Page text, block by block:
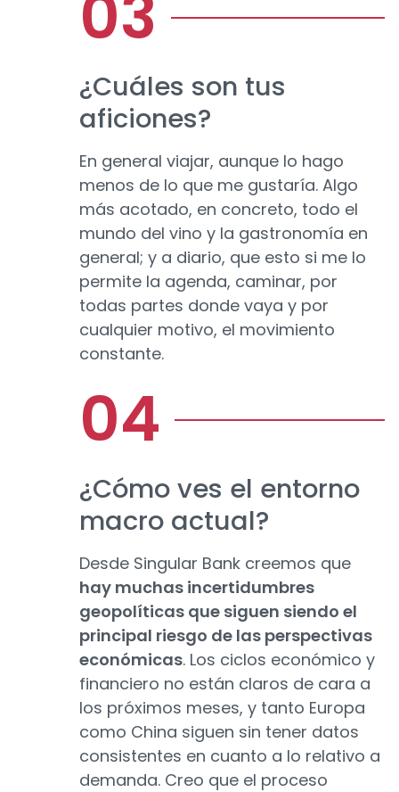
¿Cuáles son tus
aficiones?
En general viajar, aunque lo hago
menos de lo que me gustaría. Algo
más acotado, en concreto, todo el
mundo del vino y la gastronomía en
general; y a diario, que esto si me lo
permite la agenda, caminar, por
todas partes donde vaya y por
cualquier motivo, el movimiento
constante.
¿Cómo ves el entorno
macro actual?
Desde Singular Bank creemos que
hay muchas incertidumbres
geopolíticas que siguen siendo el
principal riesgo de las perspectivas
económicas. Los ciclos económico y
financiero no están claros de cara a
los próximos meses, y tanto Europa
como China siguen sin tener datos
consistentes en cuanto a lo relativo a
demanda. Creo que el proceso